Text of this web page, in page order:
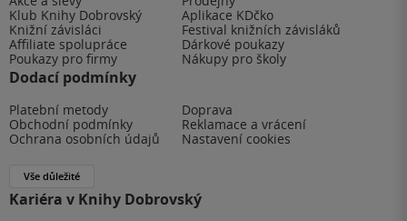
Klub Knihy Dobrovský
Aplikace KDčko
Knižní závisláci
Festival knižních závisláků
Affiliate spolupráce
Dárkové poukazy
Poukazy pro firmy
Nákupy pro školy
Dodací podmínky
Platební metody
Doprava
Obchodní podmínky
Reklamace a vrácení
Ochrana osobních údajů
Nastavení cookies
Vše důležité
Kariéra v Knihy Dobrovský